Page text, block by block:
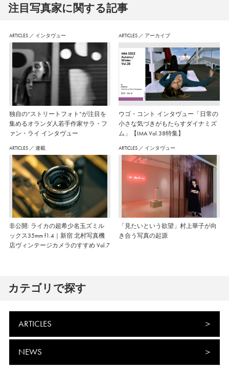
注⽬写真家に関する記事
ARTICLES ／ インタヴュー
独自の“ストリートフォト”が注目を
集めるオランダ人若手作家サラ・フ
ァン・ライ インタヴュー
ARTICLES ／ アーカイブ
ウゴ・コント インタヴュー「日常の
小さな気づきがもたらすダイナミズ
ム」【IMA Vol.38特集】
ARTICLES ／ 連載
非公開: ライカの超希少名玉ズミル
ックス35mm f1.4｜新宿 北村写真機
店ヴィンテージカメラのすすめ Vol.7
ARTICLES ／ インタヴュー
「見たいという欲望」村上華子が向
き合う写真の起源
カテゴリで探す
ARTICLES
NEWS